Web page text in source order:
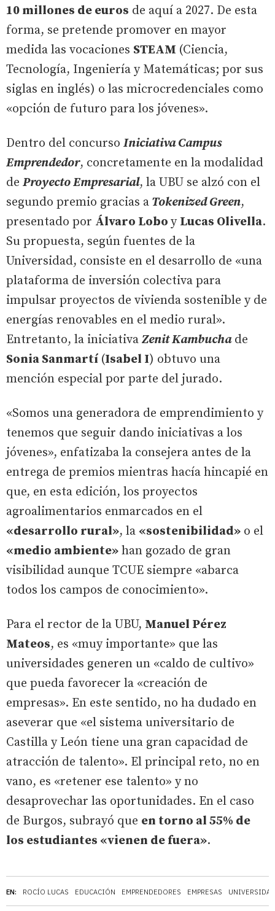
EN: ROCÍO LUCAS EDUCACIÓN EMPRENDEDORES EMPRESAS
10 millones de euros de aquí a 2027. De esta
forma, se pretende promover en mayor
medida las vocaciones STEAM (Ciencia,
Tecnología, Ingeniería y Matemáticas; por sus
siglas en inglés) o las microcredenciales como
«opción de futuro para los jóvenes».
Dentro del concurso Iniciativa Campus
Emprendedor, concretamente en la modalidad
de Proyecto Empresarial, la UBU se alzó con el
segundo premio gracias a Tokenized Green,
presentado por Álvaro Lobo y Lucas Olivella.
Su propuesta, según fuentes de la
Universidad, consiste en el desarrollo de «una
plataforma de inversión colectiva para
impulsar proyectos de vivienda sostenible y de
energías renovables en el medio rural».
Entretanto, la iniciativa Zenit Kambuchade
Sonia Sanmartí (Isabel I) obtuvo una
mención especial por parte del jurado.
«Somos una generadora de emprendimiento y
tenemos que seguir dando iniciativas a los
jóvenes», enfatizaba la consejera antes de la
entrega de premios mientras hacía hincapié en
que, en esta edición, los proyectos
agroalimentarios enmarcados en el
«desarrollo rural», la «sostenibilidad» o el
«medio ambiente» han gozado de gran
visibilidad aunque TCUE siempre «abarca
todos los campos de conocimiento».
Para el rector de la UBU, Manuel Pérez
Mateos, es «muy importante» que las
universidades generen un «caldo de cultivo»
que pueda favorecer la «creación de
empresas». En este sentido, no ha dudado en
aseverar que «el sistema universitario de
Castilla y León tiene una gran capacidad de
atracción de talento». El principal reto, no en
vano, es «retener ese talento» y no
desaprovechar las oportunidades. En el caso
de Burgos, subrayó que en torno al 55% de
los estudiantes «vienen de fuera».